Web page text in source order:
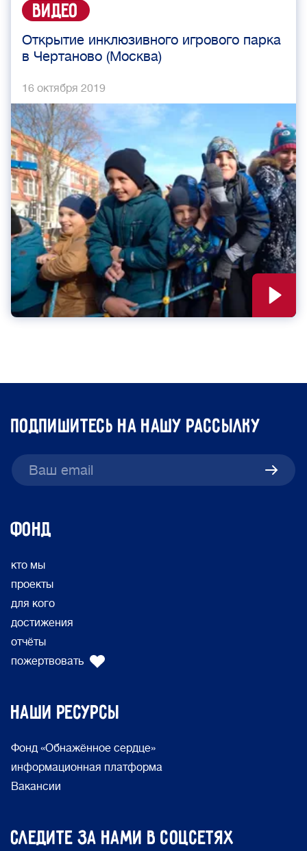
Видео
Открытие инклюзивного игрового парка
в Чертаново (Москва)
16 октября 2019
подпишитесь на нашу рассылку
ФОНД
кто мы
проекты
для кого
достижения
отчёты
пожертвовать
Наши ресурсы
Фонд «Обнажённое сердце»
информационная платформа
Вакансии
Следите за нами в соцсетях